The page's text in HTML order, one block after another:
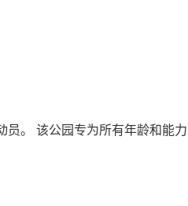
。 该公园专为所有年龄和能